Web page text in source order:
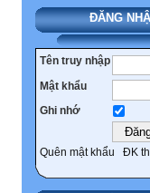
ĐĂNG
Tên truy nhập
Mật khẩu
Ghi nhớ
Quên mật khẩu ĐK